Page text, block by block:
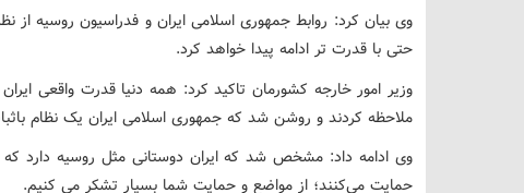
وی بیان کرد: روابط جمهوری اسلامی ایران و فدراسیون روسیه
حتی با قدرت تر ادامه پیدا خواهد کرد.
وزیر امور خارجه کشورمان تاکید کرد: همه دنیا قدرت واقعی
ملاحظه کردند و روشن شد که جمهوری اسلامی ایران یک نظام
وی ادامه داد: مشخص شد که ایران دوستانی مثل روسیه دارد که
حمایت می‌کنند؛ از مواضع و حمایت شما بسیار تشکر می کنیم.